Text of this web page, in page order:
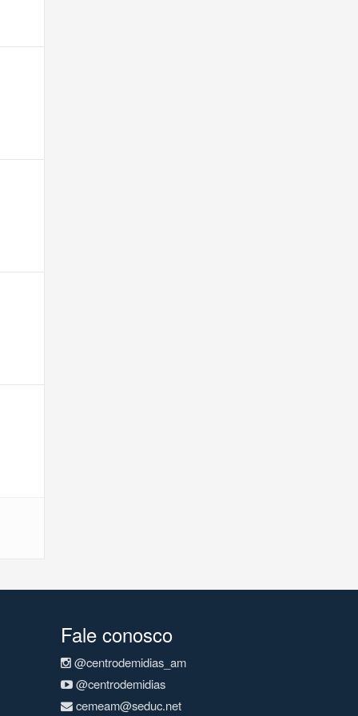
Fale conosco
@centrodemidias_am
@centrodemidias
cemeam@seduc.net